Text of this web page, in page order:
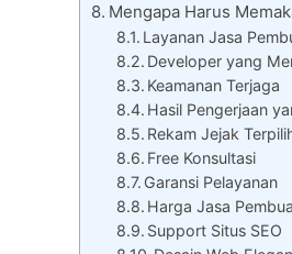
Mengapa Harus
Layanan Jasa
Developer yang
Keamanan Terjaga
Hasil Pengerjaan
Rekam Jejak
Free Konsultasi
Garansi Pelayanan
Harga Jasa
Support Situs SEO